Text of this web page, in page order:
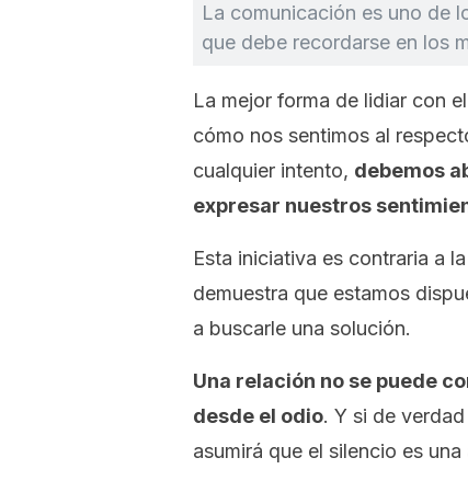
La comunicación es uno de
que debe recordarse en los
La mejor forma de lidiar con
cómo nos sentimos al
cualquier intento, debemos
expresar nuestros
Esta iniciativa es contraria a
demuestra que estamos
a buscarle una solución.
Una relación no se puede
desde el odio. Y si de
asumirá que el silencio es